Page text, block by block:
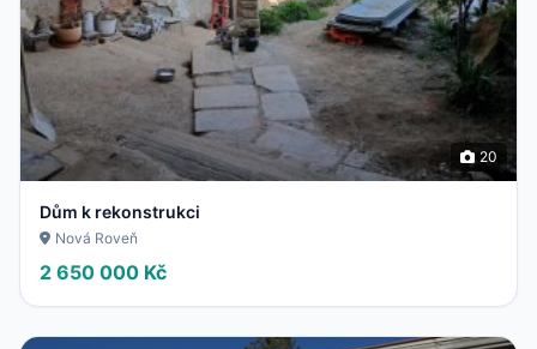
20
Dům k rekonstrukci
Nová Roveň
2 650 000 Kč